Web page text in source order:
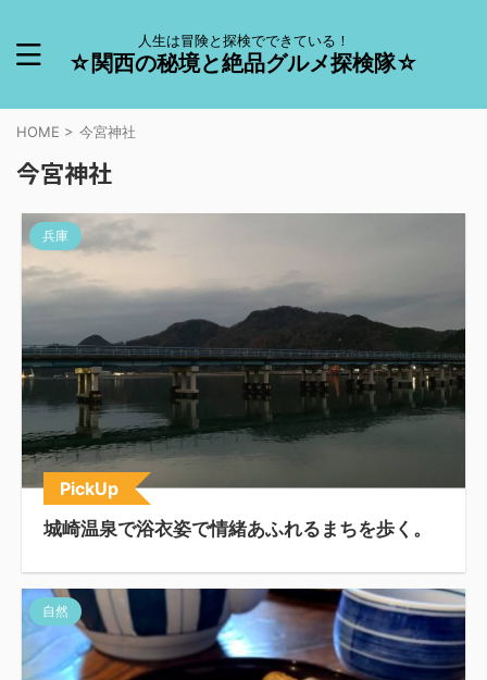
人生は冒険と探検でできている！
☆関西の秘境と絶品グルメ探検隊☆
HOME > 今宮神社
今宮神社
兵庫
PickUp
城崎温泉で浴衣姿で情緒あふれるまちを歩く。
自然